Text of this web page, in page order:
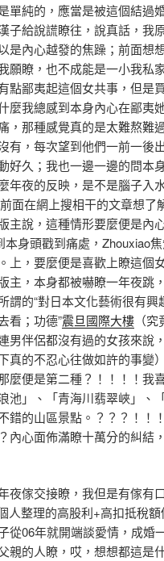
單純的，應當是被這個結過
子給說謊瞭往，說真話，我
是內心越發的焦躁；前面想
願瞭，也不成能是一小我私
點鄙夷起這個女共事，但是
麼我總感到本身內心在鄙夷
，那種感覺真的是太難熬難
有，每次望到他們一前一後
好久；我也一邊一邊的問本
年夜的反映，是不是腦子入
面在網上搜相干的文章想了
主說，這種情形要麼便是內
本身頭戳到痛處，Zhouxiao
上，要麼便是喜歡上瞭這個
主，本身都被嚇瞭一年夜跳
謂的“對日本文化藝術很有興
看；功德”震旦國際大樓 （
男伴侶都沒有過的女孩來說
真的不忍心往做如許的事變
麼便是第二種？！！！！我
池」、「青海川翡翠峽」、
錯的山區景點。？？？！！
內心面佈滿瞭十萬分的糾結
傢交接瞭，我但是有傢有
人整理的高股利+高扣抵稅
從06年就開端談愛情，成婚
親的人瞭，哎，想想都這是